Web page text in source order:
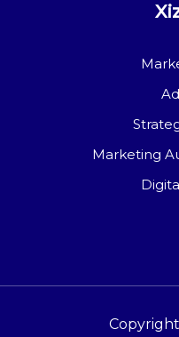
Marketing